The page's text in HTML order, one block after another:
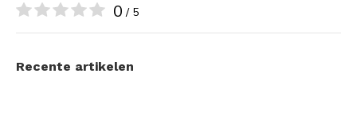
0 / 5
Recente artikelen